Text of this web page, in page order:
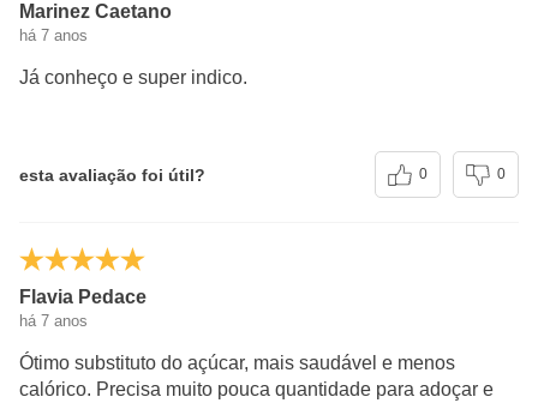
Marinez Caetano
há 7 anos
Já conheço e super indico.
esta avaliação foi útil? 0 0
Flavia Pedace
há 7 anos
Ótimo substituto do açúcar, mais saudável e menos
calórico. Precisa muito pouca quantidade para adoçar e